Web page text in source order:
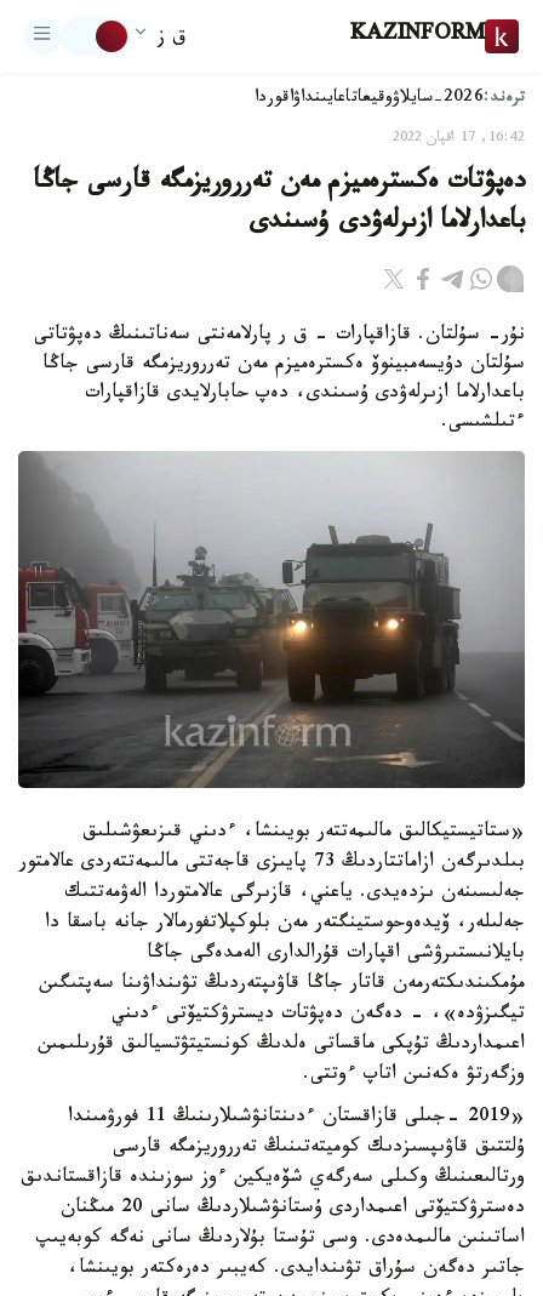
KAZINFORM ق ز
ترەند:2026-سايلاۋ وقيعاتاعايىنداۋاقوردا
16:42, 17 اقپان 2022
دەپۋتات ەكسترەميزم مەن تەرروريزمگە قارسى جاڭا
باعدارلاما ازىرلەۋدى ۇسىندى
نۇر- سۇلتان. قازاقپارات - ق ر پارلامەنتى سەناتىنىڭ دەپۋتاتى
سۇلتان دۇيسەمبينوۆ ەكسترەميزم مەن تەرروريزمگە قارسى جاڭا
باعدارلاما ازىرلەۋدى ۇسىندى، دەپ حابارلايدى قازاقپارات
ءتىلشىسى.
«ستاتيستيكالىق مالىمەتتەر بويىنشا، ءدىني قىزىعۋشىلىق
بىلدىرگەن ازاماتتاردىڭ 73 پايىزى قاجەتتى مالىمەتتەردى عالامتور
جەلىسىنەن ىزدەيدى. ياعني، قازىرگى عالامتوردا الەۋمەتتىك
جەلىلەر، ۆيدەوحوستينگتەر مەن بلوكپلاتفورمالار جانە باسقا دا
بايلانىستىرۋشى اقپارات قۇرالدارى الەمدەگى جاڭا
مۇمكىندىكتەرمەن قاتار جاڭا قاۋىپتەردىڭ تۋىنداۋىنا سەپتىگىن
تيگىزۋدە»، - دەگەن دەپۋتات ديسترۋكتيۆتى ءدىني
اعىمداردىڭ تۇپكى ماقساتى ەلدىڭ كونستيتۋتسيالىق قۇرىلىمىن
وزگەرتۋ ەكەنىن اتاپ ءوتتى.
«2019 -جىلى قازاقستان ءدىنتانۋشىلارىنىڭ 11 فورۋمىندا
ۇلتتىق قاۋىپسىزدىك كوميتەتىنىڭ تەرروريزمگە قارسى
ورتالىعىنىڭ وكىلى سەرگەي شۆەيكين ءوز سوزىندە قازاقستاندىق
دەسترۋكتيۆتى اعىمداردى ۇستانۋشىلاردىڭ سانى 20 مىڭنان
اساتىنىن مالىمدەدى. وسى تۇستا بۇلاردىڭ سانى نەگە كوبەيىپ
جاتىر دەگەن سۇراق تۋىندايدى. كەيبىر دەرەكتەر بويىنشا،